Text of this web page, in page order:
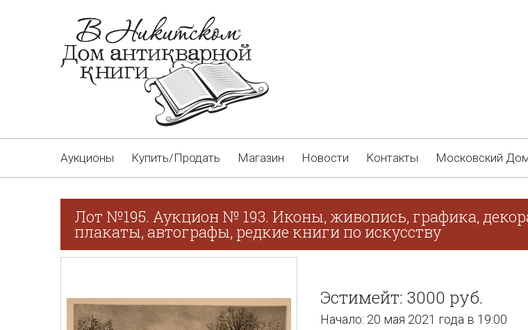
Аукционы Купить/Продать Магазин Новости Контакты Московский
Лот №195. Аукцион № 193. Иконы, живопись, графика,
плакаты, автографы, редкие книги по искусству
Эстимейт: 3000 руб.
Начало: 20 мая 2021 года в 19:00